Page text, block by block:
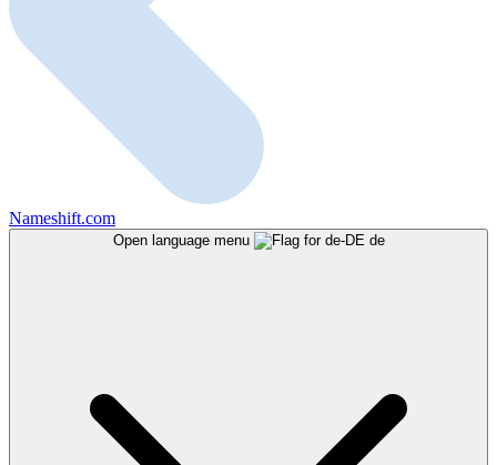
Nameshift.com
Open language menu de